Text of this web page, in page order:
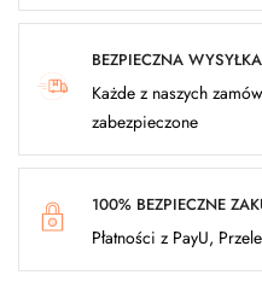
BEZPIECZNA WYSYŁKA
Każde z naszych
zabezpieczone
100% BEZPIECZNE
Płatności z PayU,